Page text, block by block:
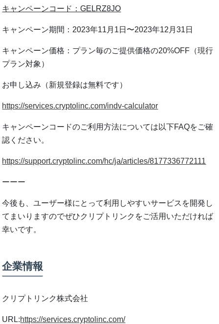
キャンペーンコード：GELRZ8JO
キャンペーン期間：2023年11⽉1⽇〜2023年12⽉31⽇
キャンペーン価格：プラン毎のご提供価格の20%OFF（現⾏
プラン対象）
お申し込み（新規登録は無料です）
https://services.cryptolinc.com/indv-calculator
キャンペーンコードのご利⽤⽅法については以下FAQをご確
認ください。
https://support.cryptolinc.com/hc/ja/articles/8177336772111
ーーー
今後も、ユーザー様にとって利⽤しやすいサービスを開発し
てまいりますのでぜひクリプトリンクをご活⽤いただければ
幸いです。
企業情報
クリプトリンク株式会社
URL:https://services.cryptolinc.com/